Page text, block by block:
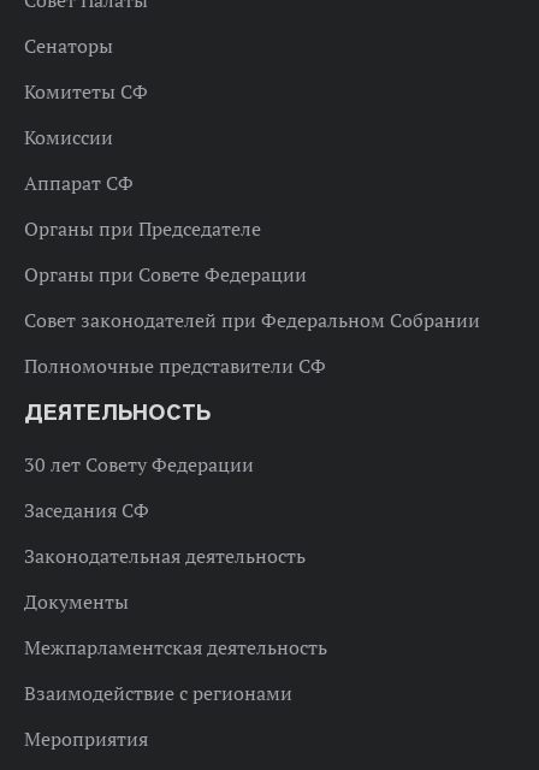
Сенаторы
Комитеты СФ
Комиссии
Аппарат СФ
Органы при Председателе
Органы при Совете Федерации
Совет законодателей при Федеральном Собрании
Полномочные представители СФ
ДЕЯТЕЛЬНОСТЬ
30 лет Совету Федерации
Заседания СФ
Законодательная деятельность
Документы
Межпарламентская деятельность
Взаимодействие с регионами
Мероприятия